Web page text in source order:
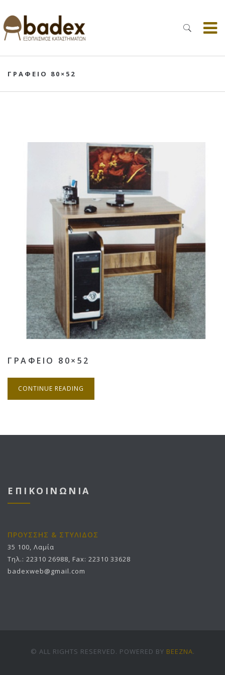
ΓΡΑΦΕΙΟ 80×52
ΓΡΑΦΕΙΟ 80×52
CONTINUE READING
ΕΠΙΚΟΙΝΩΝΙΑ
ΠΡΟΥΣΣΗΣ & ΣΤΥΛΙΔΟΣ
35 100, Λαμία
Τηλ.: 22310 26988, Fax: 22310 33628
badexweb@gmail.com
© ALL RIGHTS RESERVED. POWERED BY BEEZNA.